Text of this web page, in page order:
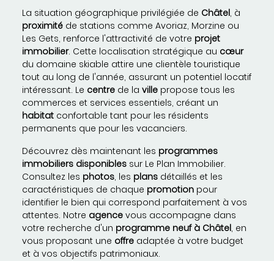
La situation géographique privilégiée de Châtel, à
proximité de stations comme Avoriaz, Morzine ou
Les Gets, renforce l'attractivité de votre projet
immobilier. Cette localisation stratégique au cœur
du domaine skiable attire une clientèle touristique
tout au long de l'année, assurant un potentiel locatif
intéressant. Le centre de la ville propose tous les
commerces et services essentiels, créant un
habitat confortable tant pour les résidents
permanents que pour les vacanciers.
Découvrez dès maintenant les programmes
immobiliers disponibles sur Le Plan Immobilier.
Consultez les photos, les plans détaillés et les
caractéristiques de chaque promotion pour
identifier le bien qui correspond parfaitement à vos
attentes. Notre agence vous accompagne dans
votre recherche d'un programme neuf à Châtel, en
vous proposant une offre adaptée à votre budget
et à vos objectifs patrimoniaux.